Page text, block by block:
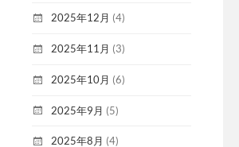
2025年12月 (4)
2025年11月 (3)
2025年10月 (6)
2025年9月 (5)
2025年8月 (4)